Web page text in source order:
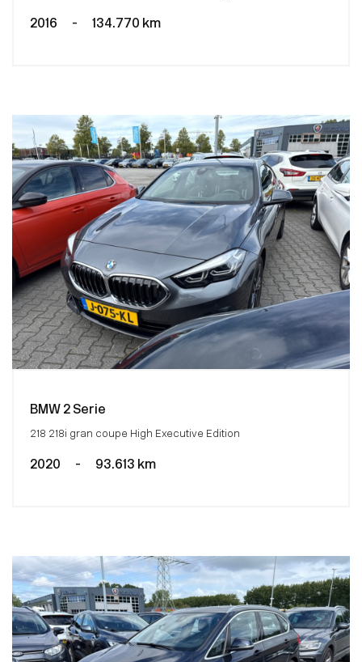
2016 - 134.770 km
BMW 2 Serie
218 218i gran coupe High Executive Edition
2020 - 93.613 km